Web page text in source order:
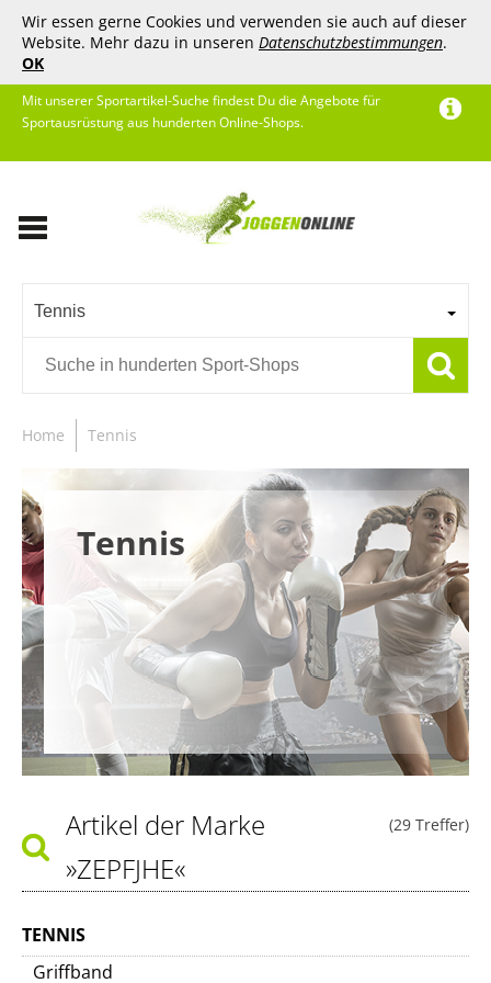
Wir essen gerne Cookies und verwenden sie auch auf dieser
Website. Mehr dazu in unseren Datenschutzbestimmungen.
OK
Mit unserer Sportartikel-Suche findest Du die Angebote für
Sportausrüstung aus hunderten Online-Shops.
Tennis
Home Tennis
Tennis
(29 Treffer)
Artikel der Marke
»ZEPFJHE«
TENNIS
Griffband